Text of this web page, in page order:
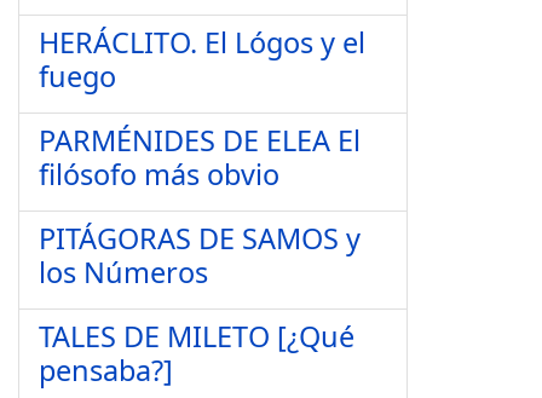
HERÁCLITO. El Lógos y el
fuego
PARMÉNIDES DE ELEA El
filósofo más obvio
PITÁGORAS DE SAMOS y
los Números
TALES DE MILETO [¿Qué
pensaba?]